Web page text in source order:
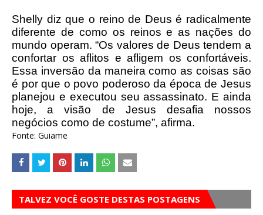
Shelly diz que o reino de Deus é radicalmente
diferente de como os reinos e as nações do
mundo operam. “Os valores de Deus tendem a
confortar os aflitos e afligem os confortáveis.
Essa inversão da maneira como as coisas são
é por que o povo poderoso da época de Jesus
planejou e executou seu assassinato. E ainda
hoje, a visão de Jesus desafia nossos
negócios como de costume”, afirma.
Fonte: Guiame
TALVEZ VOCÊ GOSTE DESTAS POSTAGENS